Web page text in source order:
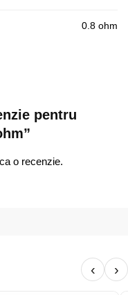
0.8 ohm
pentru
o recenzie.
‹ ›